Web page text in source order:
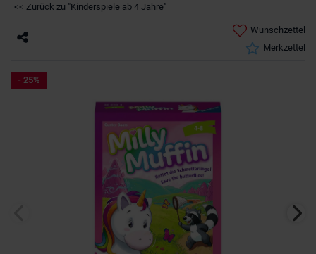
<< Zurück zu "Kinderspiele ab 4 Jahre"
Wunschzettel
Merkzettel
- 25%